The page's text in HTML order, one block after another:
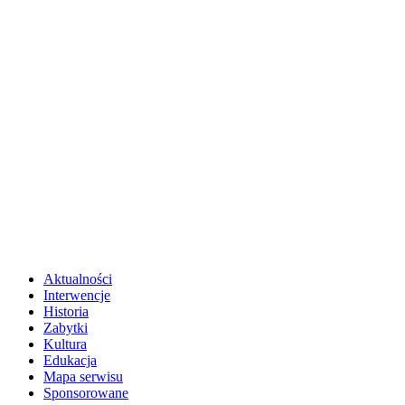
Aktualności
Interwencje
Historia
Zabytki
Kultura
Edukacja
Mapa serwisu
Sponsorowane